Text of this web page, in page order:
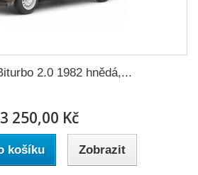
2.0 1982 hnědá,...
3 250,00 Kč
košíku Zobrazit